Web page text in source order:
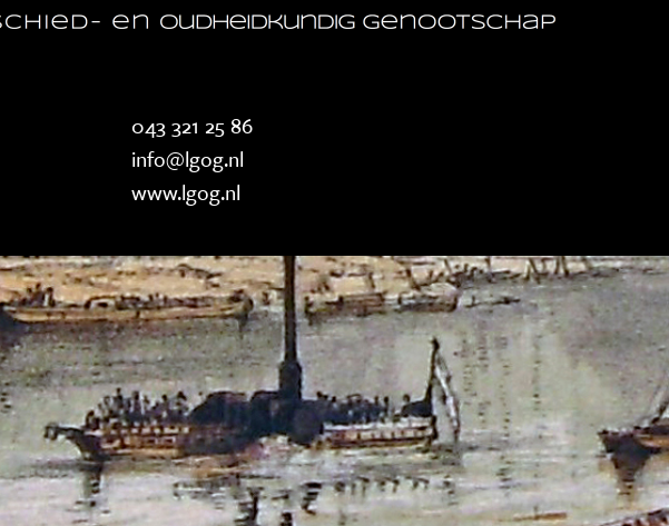
043 321 25 86
info@lgog.nl
www.lgog.nl